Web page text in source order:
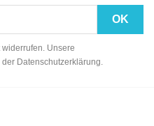
Unsere
Datenschutzerklärung.